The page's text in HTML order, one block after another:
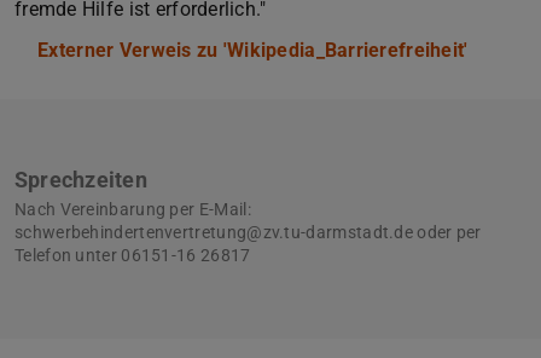
fremde Hilfe ist erforderlich."
Externer Verweis zu 'Wikipedia_Barrierefreiheit'
Sprechzeiten
Nach Vereinbarung per E-Mail:
schwerbehindertenvertretung@zv.tu-darmstadt.de oder per
Telefon unter 06151-16 26817